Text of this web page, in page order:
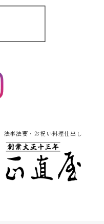
法事法要・お祝い料理仕出し